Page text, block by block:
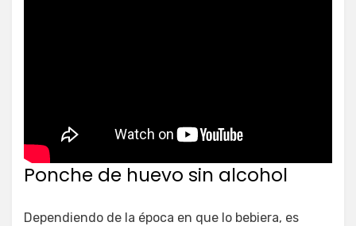
Ponche de huevo sin alcohol
Dependiendo de la época en que lo bebiera, es